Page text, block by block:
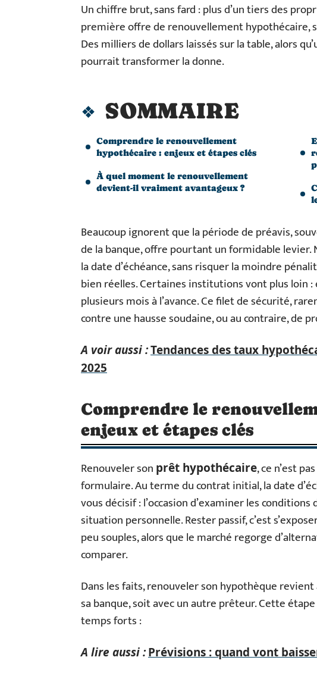
Un chiffre brut, sans fard : plus d’un tiers des
première offre de renouvellement hypothécaire,
Des milliers de dollars laissés sur la table, alors
pourrait transformer la donne.
SOMMAIRE
Comprendre le renouvellement
hypothécaire : enjeux et étapes clés
À quel moment le renouvellement
devient-il vraiment avantageux ?
Beaucoup ignorent que la période de préavis,
de la banque, offre pourtant un formidable
la date d’échéance, sans risquer la moindre
bien réelles. Certaines institutions vont plus loin
plusieurs mois à l’avance. Ce filet de sécurité,
contre une hausse soudaine, ou au contraire, de
A voir aussi :Tendances des taux
2025
Comprendre le
enjeux et étapes clés
Renouveler son prêt hypothécaire, ce n’est
formulaire. Au terme du contrat initial, la date
vous décisif : l’occasion d’examiner les conditions
situation personnelle. Rester passif, c’est
peu souples, alors que le marché regorge
comparer.
Dans les faits, renouveler son hypothèque
sa banque, soit avec un autre prêteur. Cette
temps forts :
A lire aussi :Prévisions : quand vont